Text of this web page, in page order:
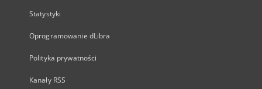
Statystyki
Oprogramowanie dLibra
Polityka prywatności
Kanały RSS